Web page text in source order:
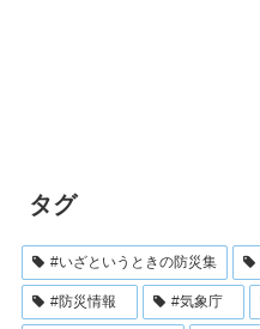
タグ
#いざというときの防災集
#防災情報 #気象庁